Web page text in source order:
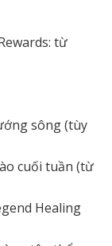
từ
sông (tùy
cuối tuần (từ
Healing